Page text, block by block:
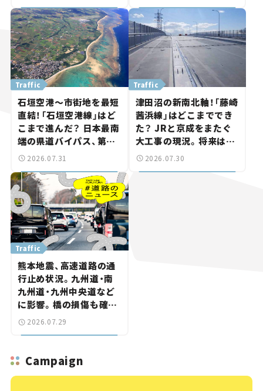
路計画】
Traffic
石垣空港～市街地を最短
直結！「石垣空港線」はど
こまで進んだ？ 日本最南
端の県道バイパス、第2
工区も延伸開通 【いま気
2026.07.31
Traffic
津田沼の新南北軸！「藤崎
茜浜線」はどこまででき
た？ JRと京成をまたぐ
大工事の現況。将来は
「習志野～鎌ケ谷」を最短
2026.07.30
Traffic
熊本地震、高速道路の通
行止め状況。九州道・南
九州道・九州中央道など
に影響。橋の損傷も確認
【道路のニュース】
2026.07.29
Campaign